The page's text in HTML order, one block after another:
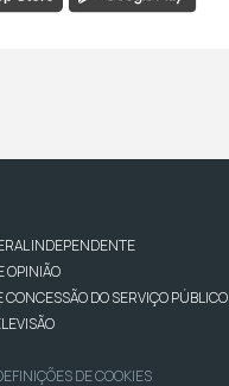
INDEPENDENTE
OPINIÃO
CONCESSÃO DO SERVIÇO PÚBLICO
DE COOKIES